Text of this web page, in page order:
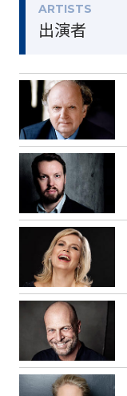
ARTISTS
出演者